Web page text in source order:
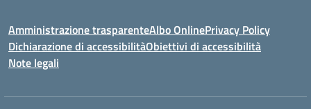
Amministrazione trasparenteAlbo OnlinePrivacy Policy
Dichiarazione di accessibilitàObiettivi di accessibilità
Note legali